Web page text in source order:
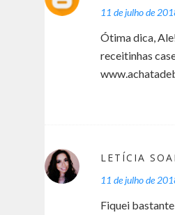
11 de julho de
Ótima dica,
receitinhas
LETÍCIA
11 de julho de
Fiquei